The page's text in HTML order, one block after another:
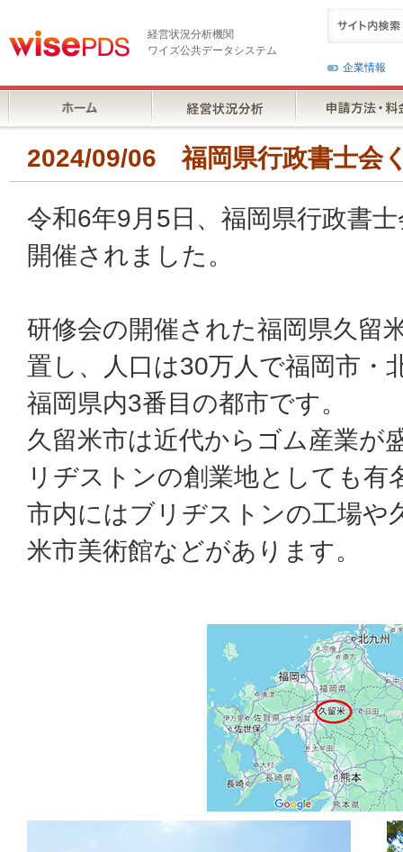
経営状況分析機関
ワイズ公共データシステム
企業情報
2024/09/06 福岡県行政書士会
令和6年9月5日、福岡県行政書
開催されました。
研修会の開催された福岡県久留
置し、人口は30万人で福岡市・
福岡県内3番目の都市です。
久留米市は近代からゴム産業が
リヂストンの創業地としても有
市内にはブリヂストンの工場や
米市美術館などがあります。